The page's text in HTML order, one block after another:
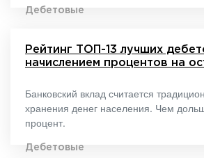
Дебетовые
Рейтинг ТОП-13 лучших
начислением процентов на
Банковский вклад считается
хранения денег населения. Чем
процент.
Дебетовые